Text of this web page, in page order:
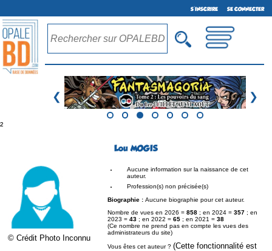
S'INSCRIRE SE CONNECTER
❮ ❯
²
Lou MOGIS
© Crédit Photo Inconnu
Aucune information sur la naissance de cet
auteur.
Profession(s) non précisée(s)
Biographie : Aucune biographie pour cet auteur.
Nombre de vues en 2026 = 858 ; en 2024 = 357 ; en
2023 = 43 ; en 2022 = 65 ; en 2021 = 38
(Ce nombre ne prend pas en compte les vues des
administrateurs du site)
Vous êtes cet auteur ? (Cette fonctionnalité est